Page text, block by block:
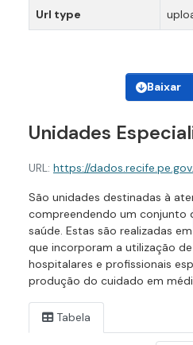
Baixar
Unidades
URL: https://dados.recife.pe.gov.br:443/dataset/c58af47c-f22f-48f9-a03f-3435b3cf6058/
São unidades destinadas à
compreendendo um conjunto
saúde. Estas são realizadas
que incorporam a utilização
hospitalares e profissionais
produção do cuidado em
Tabela
Url type